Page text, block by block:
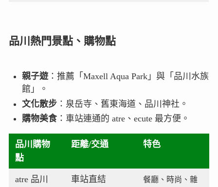
品川熱門景點、購物點
親子遊：推薦「Maxell Aqua Park」與「品川水族
館」。
文化散步：泉岳寺、舊東海道、品川神社。
購物美食：車站連通的 atre、ecute 最方便。
品川購物
點
距離/交通 特色
atre 品川 車站直結
餐廳、時尚、雜